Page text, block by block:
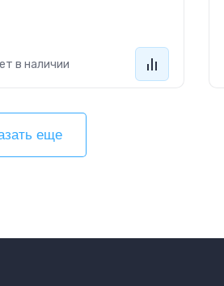
в наличии
еще